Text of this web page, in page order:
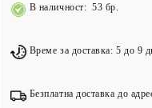
В наличност: 53 бр.
Време за доставка: 5 до 9
Безплатна доставка до